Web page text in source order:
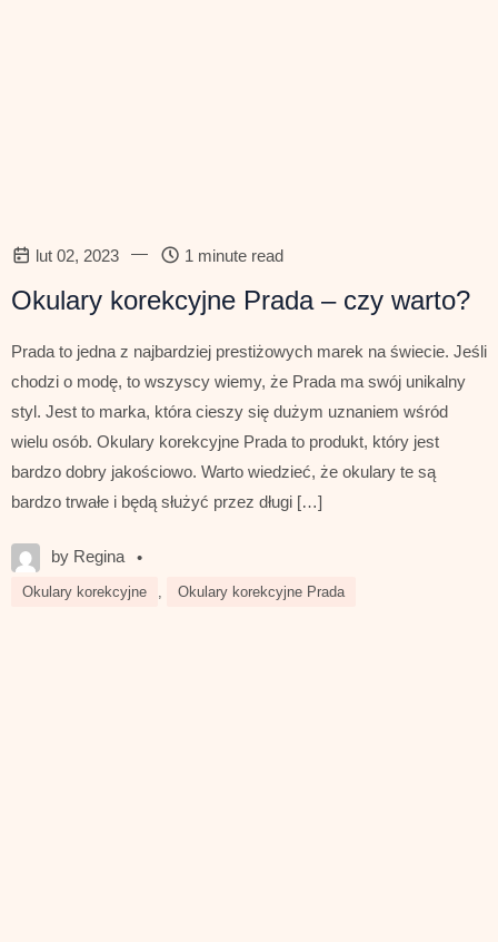
lut 02, 2023 — 1 minute read
Okulary korekcyjne Prada – czy warto?
Prada to jedna z najbardziej prestiżowych marek na świecie. Jeśli
chodzi o modę, to wszyscy wiemy, że Prada ma swój unikalny
styl. Jest to marka, która cieszy się dużym uznaniem wśród
wielu osób. Okulary korekcyjne Prada to produkt, który jest
bardzo dobry jakościowo. Warto wiedzieć, że okulary te są
bardzo trwałe i będą służyć przez długi […]
by Regina •
Okulary korekcyjne , Okulary korekcyjne Prada